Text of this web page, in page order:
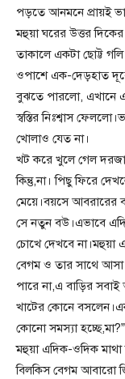
পড়তে আনমনে প্রায়ই
মহুয়া ঘরের উত্তর
তাকালে একটা ছোট্ট
ওপাশে এক-দেড়হাত
বুঝতে পারলো, এখানে
স্বস্তির নিঃশ্বাস
খোলাও যেত না।
খট করে খুলে গেল
কিন্তু,না। পিছু ফিরে
মেয়ে।বয়সে আবরারের
সে নতুন বউ।এভাবে
চোখে দেখবে না।মহুয়া
বেগম ও তার সাথে আসা
পারে না,এ বাড়ির
খাটের কোনে
কোনো সমস্যা হচ্ছে,মা?”
মহুয়া এদিক-ওদিক মাথা
বিলকিস বেগম আবারো